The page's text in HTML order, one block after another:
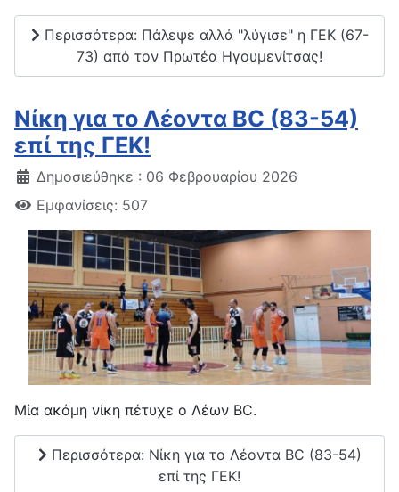
Περισσότερα: Πάλεψε αλλά "λύγισε" η ΓΕΚ (67-
73) από τον Πρωτέα Ηγουμενίτσας!
Νίκη για το Λέοντα BC (83-54)
επί της ΓΕΚ!
Δημοσιεύθηκε : 06 Φεβρουαρίου 2026
Εμφανίσεις: 507
Μία ακόμη νίκη πέτυχε ο Λέων BC.
Περισσότερα: Νίκη για το Λέοντα BC (83-54)
επί της ΓΕΚ!